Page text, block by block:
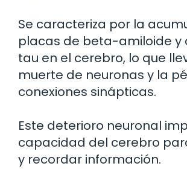
Se caracteriza por la
placas de beta-amiloide y
tau en el cerebro, lo que
muerte de neuronas y la
conexiones sinápticas.
Este deterioro neuronal
capacidad del cerebro
y recordar información.